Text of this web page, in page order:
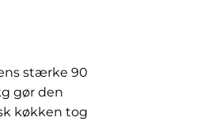
stærke 90
gør den
køkken tog